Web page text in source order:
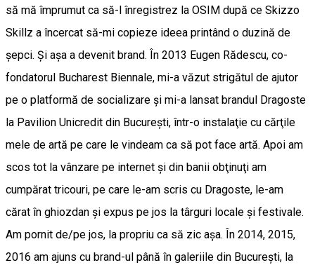
să mă împrumut ca să-l înregistrez la OSIM după ce Skizzo
Skillz a încercat să-mi copieze ideea printând o duzină de
șepci. Şi aşa a devenit brand. În 2013 Eugen Rădescu, co-
fondatorul Bucharest Biennale, mi-a văzut strigătul de ajutor
pe o platformă de socializare și mi-a lansat brandul Dragoste
la Pavilion Unicredit din București, într-o instalaţie cu cărţile
mele de artă pe care le vindeam ca să pot face artă. Apoi am
scos tot la vânzare pe internet și din banii obţinuţi am
cumpărat tricouri, pe care le-am scris cu Dragoste, le-am
cărat în ghiozdan şi expus pe jos la târguri locale şi festivale.
Am pornit de/pe jos, la propriu ca să zic așa. În 2014, 2015,
2016 am ajuns cu brand-ul până în galeriile din Bucureşti, la